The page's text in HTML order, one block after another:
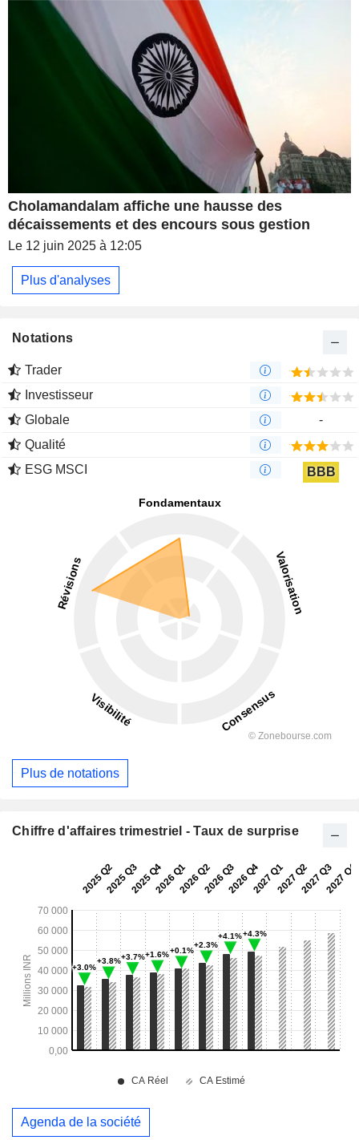
Cholamandalam affiche une hausse des
décaissements et des encours sous gestion
Le 12 juin 2025 à 12:05
Plus d'analyses
Notations
Trader
Investisseur
Globale
-
Qualité
ESG MSCI
BBB
Plus de notations
Chiffre d'affaires trimestriel - Taux de surprise
Agenda de la société